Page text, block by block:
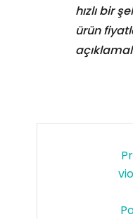
hızlı bir
ürün